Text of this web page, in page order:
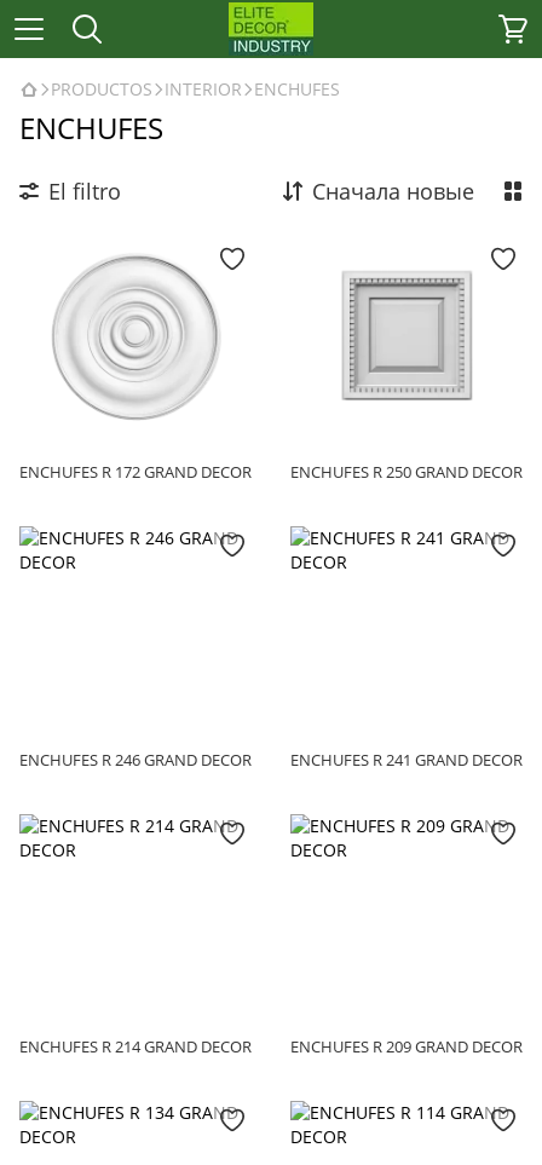
PRODUCTOS INTERIOR ENCHUFES
ENCHUFES
El filtro Сначала новые
ENCHUFES R 172 GRAND DECOR ENCHUFES R 250 GRAND DECOR
ENCHUFES R 246 GRAND DECOR ENCHUFES R 241 GRAND DECOR
ENCHUFES R 214 GRAND DECOR ENCHUFES R 209 GRAND DECOR